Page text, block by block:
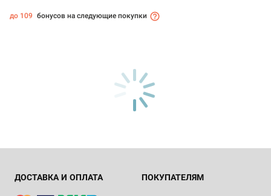
до 109 бонусов на следующие покупки
ДОСТАВКА И ОПЛАТА ПОКУПАТЕЛЯМ